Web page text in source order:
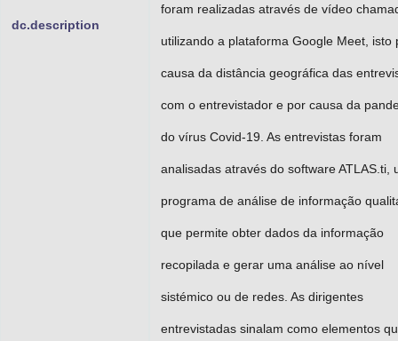
dc.description
foram realizadas através de vídeo
utilizando a plataforma Google Meet, isto
causa da distância geográfica das
com o entrevistador e por causa da
do vírus Covid-19. As entrevistas foram
analisadas através do software ATLAS.ti,
programa de análise de informação
que permite obter dados da informação
recopilada e gerar uma análise ao nível
sistémico ou de redes. As dirigentes
entrevistadas sinalam como elementos